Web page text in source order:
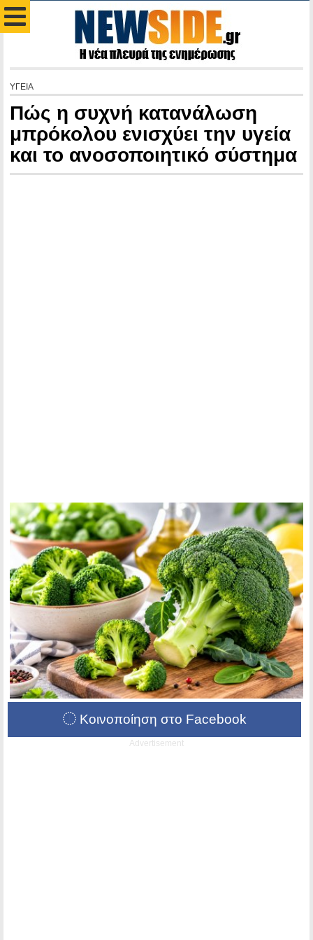
ΥΓΕΙΑ
Πώς η συχνή κατανάλωση
μπρόκολου ενισχύει την υγεία
και το ανοσοποιητικό σύστημα
Κοινοποίηση στο Facebook
Advertisement